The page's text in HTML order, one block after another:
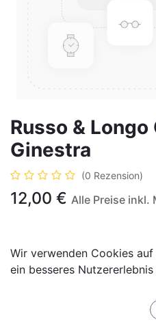
Russo & Longo
Ginestra
(0 Rezension)
12,00 € Alle Preise inkl.
Erhalten Sie eine
Für
Wir verwenden Cookies
ein besseres